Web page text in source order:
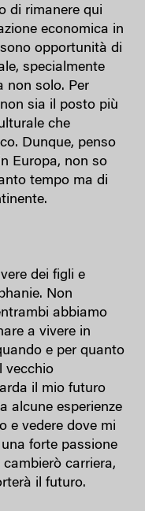
di rimanere qui
economica in
opportunità di
specialmente
non solo. Per
sia il posto più
che
Dunque, penso
Europa, non so
tempo ma di
dei figli e
Non
abbiamo
a vivere in
e per quanto
vecchio
il mio futuro
alcune esperienze
e vedere dove mi
forte passione
carriera,
il futuro.